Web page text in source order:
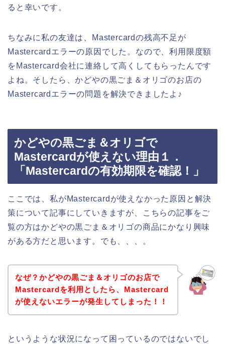
ると幸いです。
ちなみに私の友達は、Mastercardの残高不足が
Mastercardエラーの原因でした。なので、利用限度額
をMastercard会社に連絡して高くしてもらったんです
よね。そしたら、かどやの黒ごま＆オリゴのお店の
Mastercardエラーの問題を解決できましたよ♪
かどやの黒ごま＆オリゴで
Mastercardが使えない理由１．
「Mastercardの有効期限を確認！」
ここでは、私がMastercardが使えなかった原因と解決
策について記事にしていきますが、こちらの記事をご
覧の方はかどやの黒ごま＆オリゴの商品にかなり興味
がある方だと思います。でも、、、。
なぜ？かどやの黒ごま＆オリゴのお店で
Mastercardを利用としたら、Mastercard
が使えないエラーが発生してしまった！！
というような状況になって困っているのではないでし